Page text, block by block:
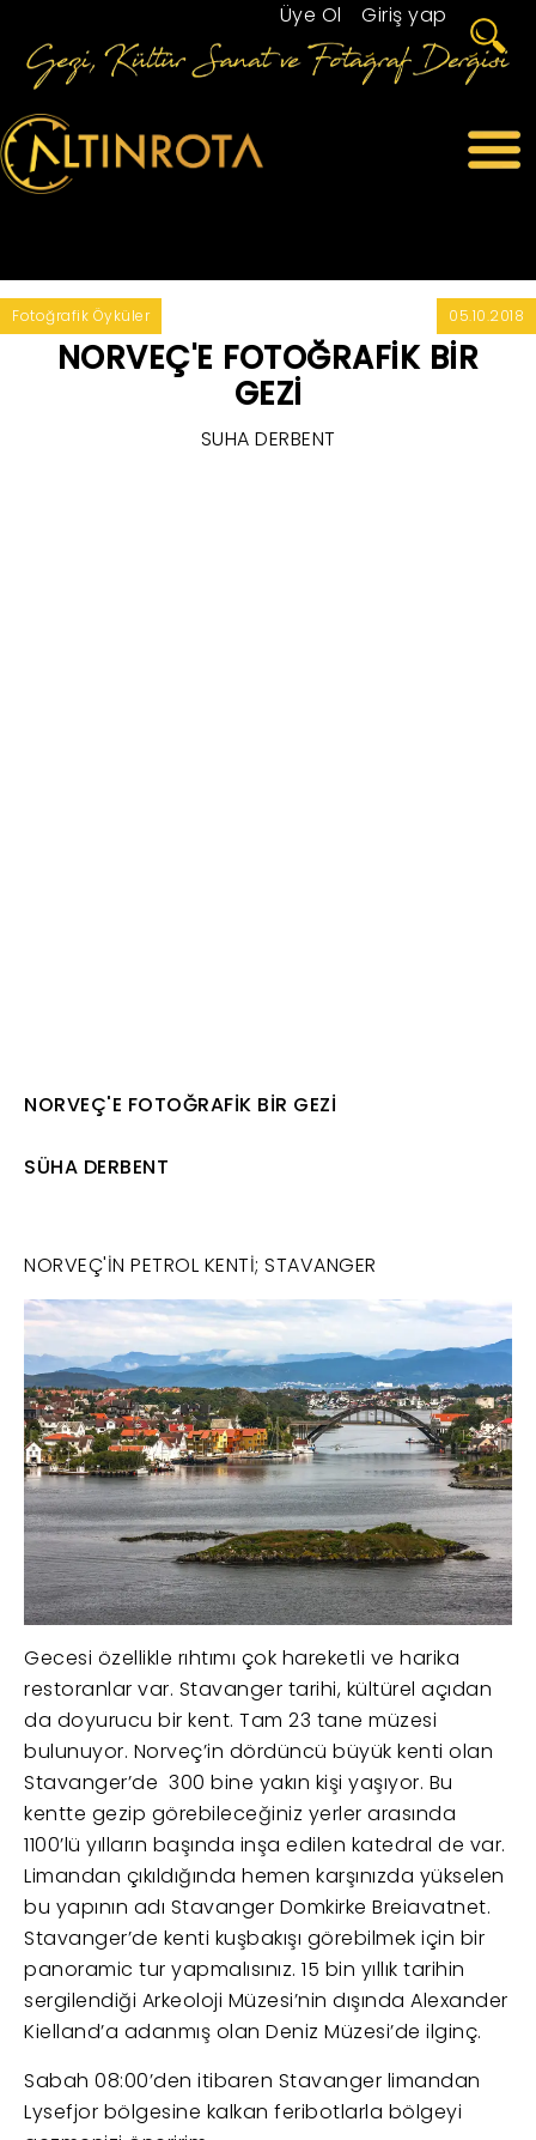
Üye Ol Giriş yap
Fotoğrafik Öyküler
NORVEÇ'E FOTOĞRAFİK BİR
GEZİ
SUHA DERBENT
05.10.2018
NORVEÇ'E FOTOĞRAFİK BİR GEZİ
SÜHA DERBENT
NORVEÇ'İN PETROL KENTİ; STAVANGER
Gecesi özellikle rıhtımı çok hareketli ve harika
restoranlar var. Stavanger tarihi, kültürel açıdan
da doyurucu bir kent. Tam 23 tane müzesi
bulunuyor. Norveç’in dördüncü büyük kenti olan
Stavanger’de 300 bine yakın kişi yaşıyor. Bu
kentte gezip görebileceğiniz yerler arasında
1100’lü yılların başında inşa edilen katedral de var.
Limandan çıkıldığında hemen karşınızda yükselen
bu yapının adı Stavanger Domkirke Breiavatnet.
Stavanger’de kenti kuşbakışı görebilmek için bir
panoramic tur yapmalısınız. 15 bin yıllık tarihin
sergilendiği Arkeoloji Müzesi’nin dışında Alexander
Kielland’a adanmış olan Deniz Müzesi’de ilginç.
Sabah 08:00’den itibaren Stavanger limandan
Lysefjor bölgesine kalkan feribotlarla bölgeyi